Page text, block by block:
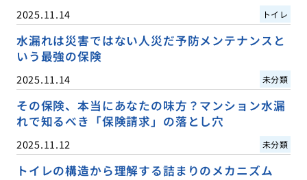
2025.11.14 トイレ
水漏れは災害ではない人災だ予防メンテナンスと
いう最強の保険
2025.11.14 未分類
その保険、本当にあなたの味方？マンション水漏
れで知るべき「保険請求」の落とし穴
2025.11.12 未分類
トイレの構造から理解する詰まりのメカニズム